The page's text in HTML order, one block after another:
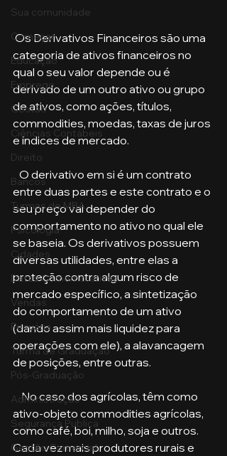
Sua comunidade
Começar
Educação
Emprego
Gestão
Ciências Contábeis
Direito
Bancos
Turmas de MBA
Psicologia
Cidades
Datas Comemorativas
Vendas
Pecuária
Turma de Graduação
Pós-Graduação
Administração
Segurança Publica
Gestão Comercial
Os Derivativos Financeiros são uma
categoria de ativos financeiros no
qual o seu valor depende ou é
derivado de um outro ativo ou grupo
de ativos, como ações, títulos,
commodities, moedas, taxas de juros
e índices de mercado.
   O derivativo em si é um contrato
entre duas partes e este contrato e o
seu preço vai depender do
comportamento no ativo no qual ele
se baseia. Os derivativos possuem
diversas utilidades, entre elas a
proteção contra algum risco de
mercado específico, a sintetização
do comportamento de um ativo
(dando assim mais liquidez para
operações com ele), a alavancagem
de posições, entre outras.
    No caso dos agrícolas, têm como
ativo-objeto commodities agrícolas,
como café, boi, milho, soja e outros.
Cada vez mais produtores rurais e